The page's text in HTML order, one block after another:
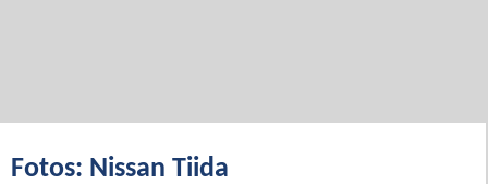
Fotos: Nissan Tiida